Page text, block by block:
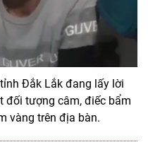
tỉnh Đắk Lắk đang lấy lời
đối tượng câm, điếc bẩm
vàng trên địa bàn.